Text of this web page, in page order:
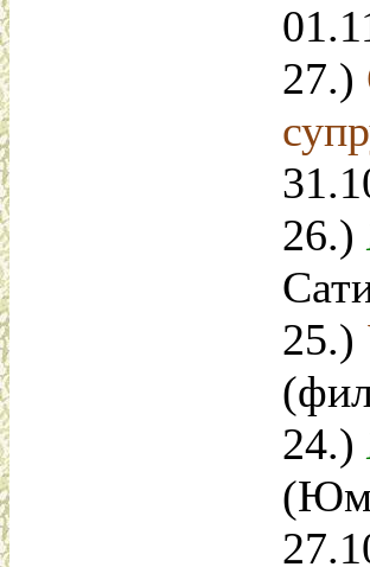
27.)
26.)
25.)
24.)